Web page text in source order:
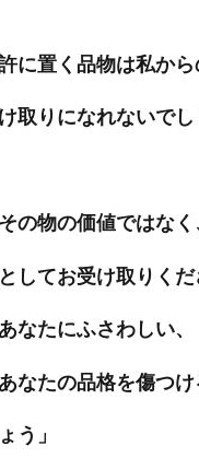
に置く品物は私か
取りになれないでし
の物の価値ではなく
してお受け取りくだ
なたにふさわしい、
なたの品格を傷つけ
う」